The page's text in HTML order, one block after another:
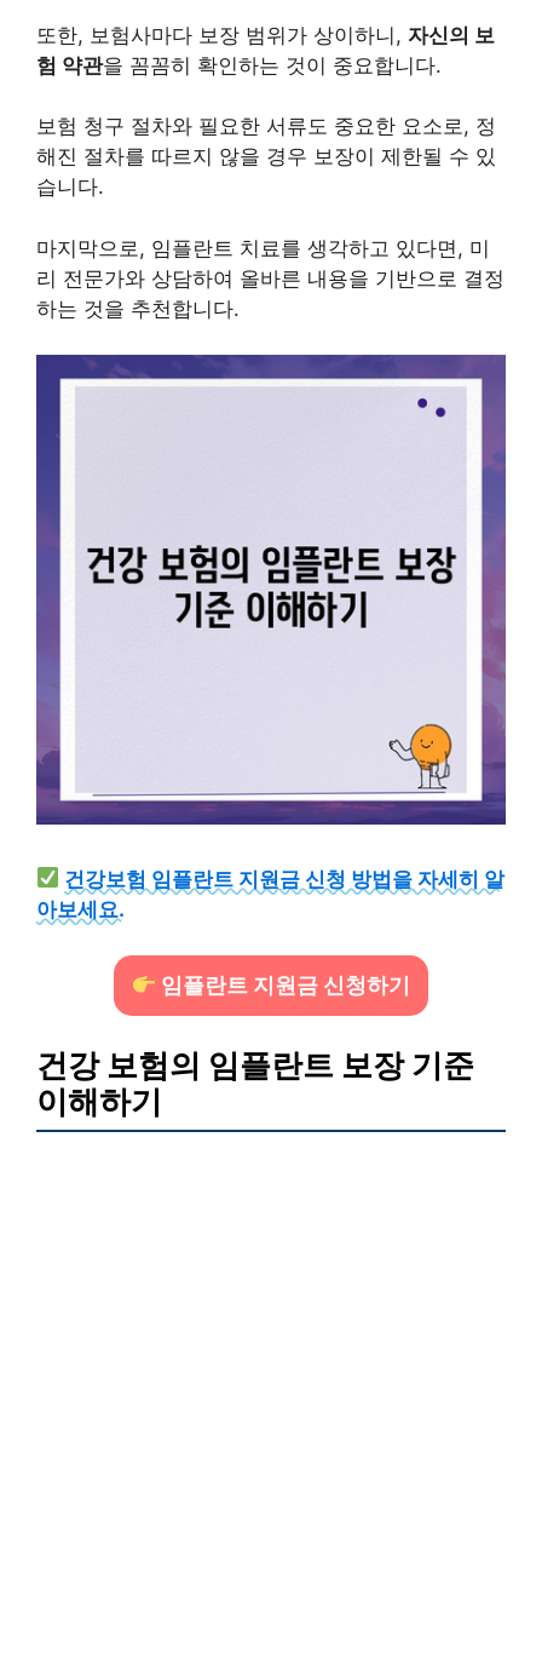
또한, 보험사마다 보장 범위가 상이하니, 자신의 보
험 약관을 꼼꼼히 확인하는 것이 중요합니다.
보험 청구 절차와 필요한 서류도 중요한 요소로, 정
해진 절차를 따르지 않을 경우 보장이 제한될 수 있
습니다.
마지막으로, 임플란트 치료를 생각하고 있다면, 미
리 전문가와 상담하여 올바른 내용을 기반으로 결정
하는 것을 추천합니다.
건강보험 임플란트 지원금 신청 방법을 자세히 알
아보세요.
임플란트 지원금 신청하기
건강 보험의 임플란트 보장 기준
이해하기